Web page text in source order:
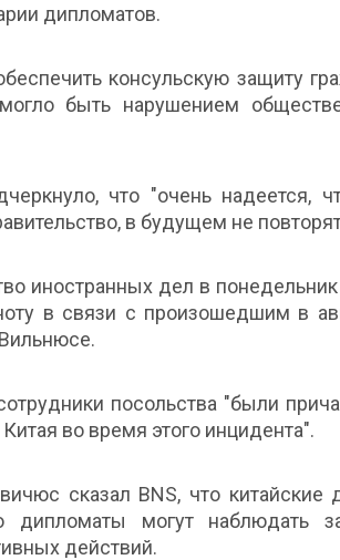
дипломатов.
консульскую защиту
быть нарушением
что "очень надеется,
в будущем не
иностранных дел в
в связи с произошедшим в
посольства "были
во время этого инцидента".
сказал BNS, что
дипломаты могут наблюдать
действий.